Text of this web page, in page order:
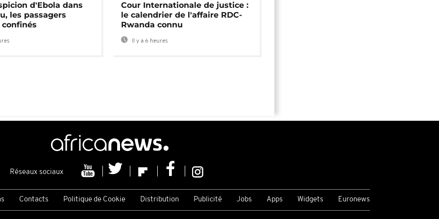
d'Ebola dans
les passagers
Cour Internationale de justice :
le calendrier de l'affaire RDC-
Rwanda connu
Il y a 6 heures
Réseaux sociaux
Contacts Politique de Cookie Distribution Publicité Jobs Apps Widgets Euronews